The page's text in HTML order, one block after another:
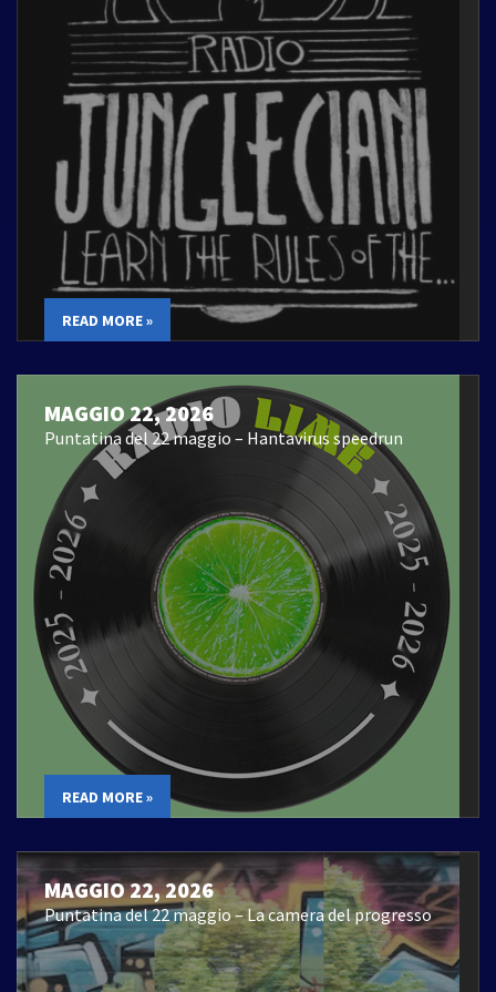
READ MORE »
MAGGIO 22, 2026
Puntatina del 22 maggio – Hantavirus speedrun
READ MORE »
MAGGIO 22, 2026
Puntatina del 22 maggio – La camera del progresso